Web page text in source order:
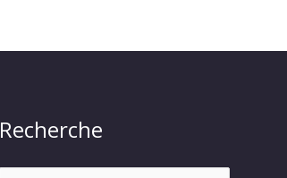
Recherche